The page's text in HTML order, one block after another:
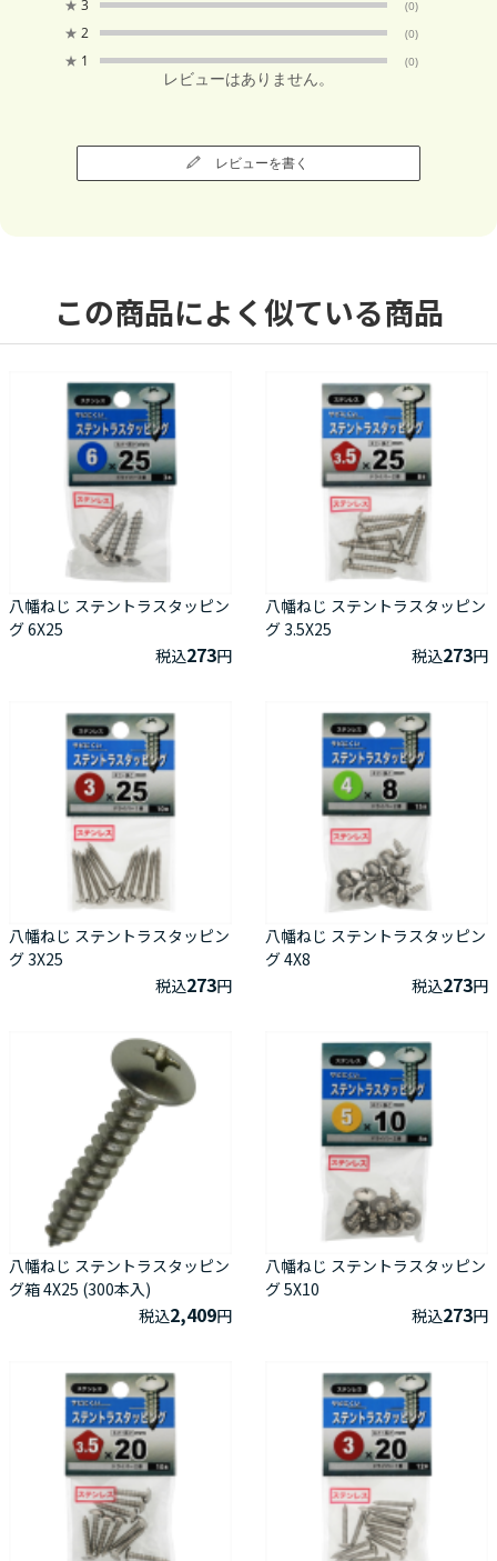
★ 3 (0)
★ 2 (0)
★ 1 (0)
レビューはありません。
レビューを書く
この商品によく似ている商品
八幡ねじ ステントラスタッピン
グ 6X25
税込273円
八幡ねじ ステントラスタッピン
グ 3.5X25
税込273円
八幡ねじ ステントラスタッピン
グ 3X25
税込273円
八幡ねじ ステントラスタッピン
グ 4X8
税込273円
八幡ねじ ステントラスタッピン
グ箱 4X25 (300本入)
税込2,409円
八幡ねじ ステントラスタッピン
グ 5X10
税込273円